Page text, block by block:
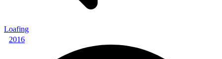
Loafing
2016